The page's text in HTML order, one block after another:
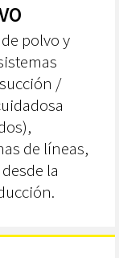
polvo y
/
de líneas,
la